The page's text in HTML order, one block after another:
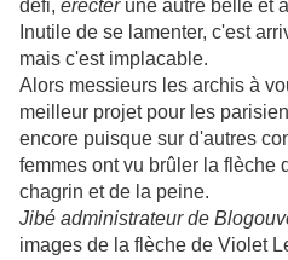
défi, érecterune autre belle et
Inutile de se lamenter, c'est
mais c'est implacable.
Alors messieurs les archis à
meilleur projet pour les
encore puisque sur d'autres
femmes ont vu brûler la flèche
chagrin et de la peine.
Jibé administrateur de
images de la flèche de Violet